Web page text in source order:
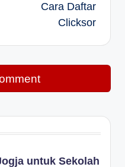
Cara Daftar
Clicksor
untuk Sekolah